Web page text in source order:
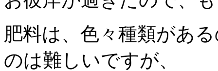
肥料は、色々種類があ
のは難しいですが、